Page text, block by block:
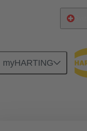
myHARTING
Applicazioni speciali